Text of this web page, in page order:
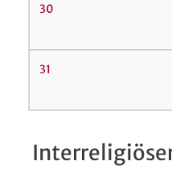
30
31